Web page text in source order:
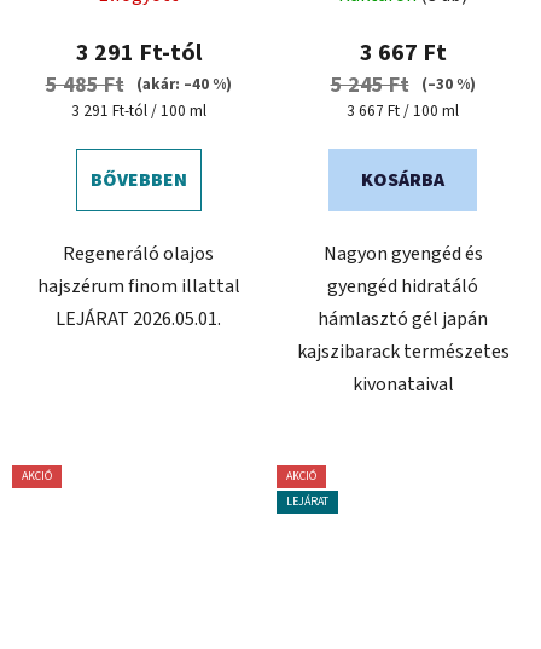
3 291 Ft-tól
5 485 Ft
(akár: –40 %)
Egységár:
3 291 Ft-tól / 100 ml
BŐVEBBEN
Regeneráló olajos
hajszérum finom illattal
LEJÁRAT 2026.05.01.
3 667 Ft
5 245 Ft
(–30 %)
Egységár:
3 667 Ft / 100 ml
KOSÁRBA
Nagyon gyengéd és
gyengéd hidratáló
hámlasztó gél japán
kajszibarack természetes
kivonataival
AKCIÓ
AKCIÓ
LEJÁRAT